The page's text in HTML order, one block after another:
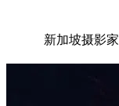
新加坡摄影